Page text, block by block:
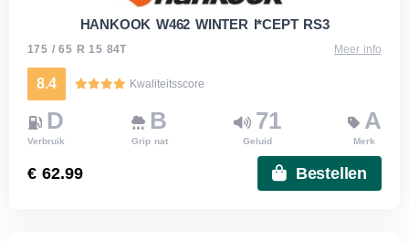
HANKOOK W462 WINTER I*CEPT RS3
175 / 65 R 15 84T Meer info
8.4 Kwaliteitsscore
D
Verbruik
B
Grip nat
71
Geluid
A
Merk
€ 62.99 Bestellen